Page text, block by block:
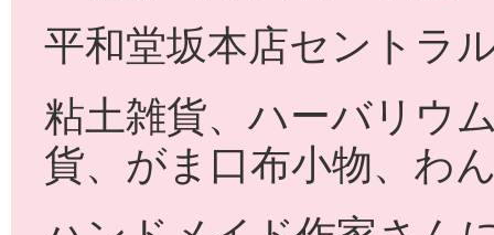
平和堂坂本店セントラ
粘土雑貨、ハーバリウ
貨、がま口布小物、わ